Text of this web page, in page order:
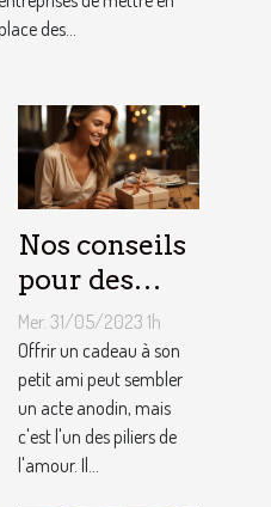
aux outils du
des...
Nos conseils
pour des
cadeaux
idéaux et
originaux
pour votre
petit ami
Mer. 31/05/2023 1h
Offrir un cadeau à son
petit ami peut sembler
un acte anodin, mais
c'est l'un des piliers de
l'amour. Il...